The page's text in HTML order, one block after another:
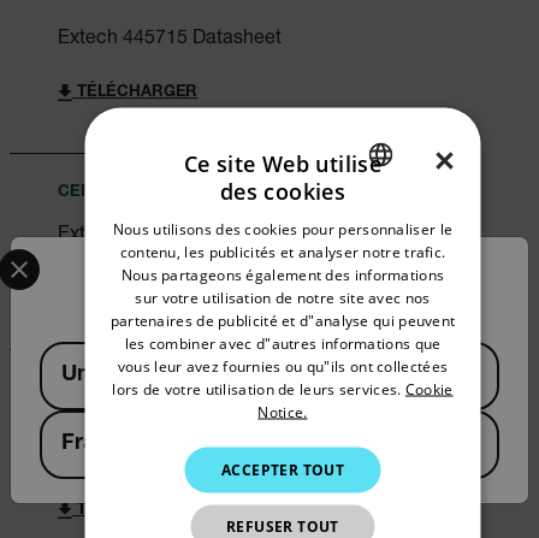
Extech 445715 Datasheet
TÉLÉCHARGER
CERTIFICATION
Extech 445715 Declaration of Conformity
BROCHURE
What do you need to measure? FLIR
WDYNTM brochure
TÉLÉCHARGER
Confirm Location
Select your preferred country and language from the
Available Locations
United States
France
GERMAN
FRENCH
SPANISH
PORTUGUESE
KOREAN
JAPANESE
CHINESE
×
Ce site Web utilise
des cookies
Nous utilisons des cookies pour personnaliser le
contenu, les publicités et analyser notre trafic.
Nous partageons également des informations
sur votre utilisation de notre site avec nos
partenaires de publicité et d"analyse qui peuvent
les combiner avec d"autres informations que
vous leur avez fournies ou qu"ils ont collectées
lors de votre utilisation de leurs services. Cookie
Notice.
ACCEPTER TOUT
REFUSER TOUT